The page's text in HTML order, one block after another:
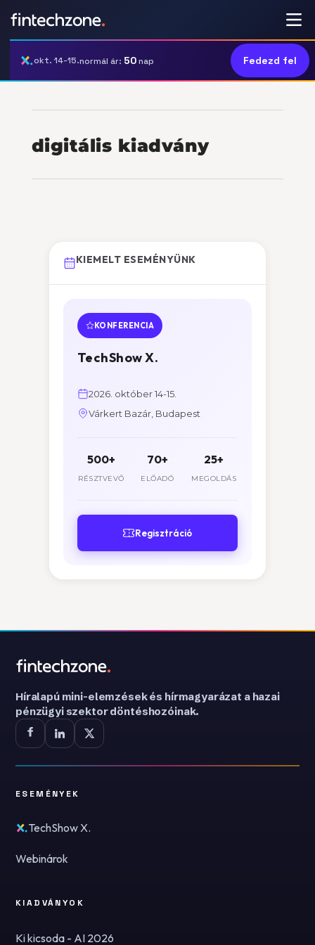
okt. 14-15.normál ár: 50nap Fedezd fel
digitális kiadvány
KIEMELT ESEMÉNYÜNK
KONFERENCIA
TechShow X.
2026. október 14-15.
Várkert Bazár, Budapest
500+
RÉSZTVEVŐ
70+
ELŐADÓ
25+
MEGOLDÁS
Regisztráció
Híralapú mini-elemzések és hírmagyarázat a hazai
pénzügyi szektor döntéshozóinak.
ESEMÉNYEK
TechShow X.
Webinárok
KIADVÁNYOK
Ki kicsoda - AI 2026